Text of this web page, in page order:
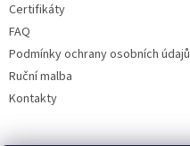
Certifikáty
FAQ
Podmínky ochrany osobních údajů
Ruční malba
Kontakty